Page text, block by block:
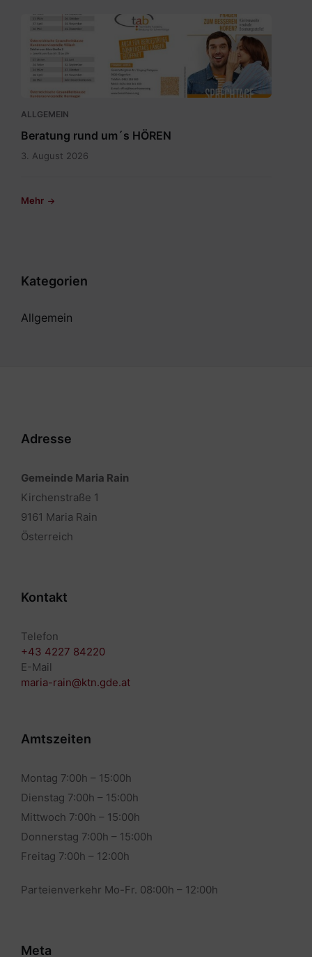
Sprechtagskalender
tab
2026
1.pdf
ALLGEMEIN
Beratung rund um´s HÖREN
3. August 2026
Mehr
Kategorien
Allgemein
Adresse
Gemeinde Maria Rain
Kirchenstraße 1
9161 Maria Rain
Österreich
Kontakt
Telefon
+43 4227 84220
E-Mail
maria-rain@ktn.gde.at
Amtszeiten
Montag 7:00h – 15:00h
Dienstag 7:00h – 15:00h
Mittwoch 7:00h – 15:00h
Donnerstag 7:00h – 15:00h
Freitag 7:00h – 12:00h
Parteienverkehr Mo-Fr. 08:00h – 12:00h
Meta